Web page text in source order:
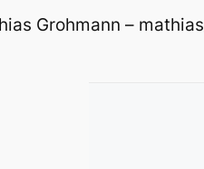
Grohmann –